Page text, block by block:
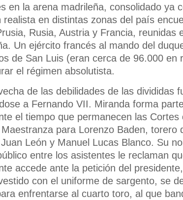
en la arena madrileña, consolidado ya
en distintas zonas del país
Rusia, Austria y Francia, reunidas
Un ejército francés al mando del
de San Luis (eran cerca de 96.000 en
el régimen absolutista.
de las debilidades de las divididas
a Fernando VII. Miranda forma
el tiempo que permanecen las Cortes
para Lorenzo Baden, torero
León y Manuel Lucas Blanco. Su
entre los asistentes le reclaman
accede ante la petición del
con el uniforme de sargento, se
enfrentarse al cuarto toro, al que